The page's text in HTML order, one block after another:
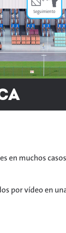
Seguimiento
en muchos
por vídeo en